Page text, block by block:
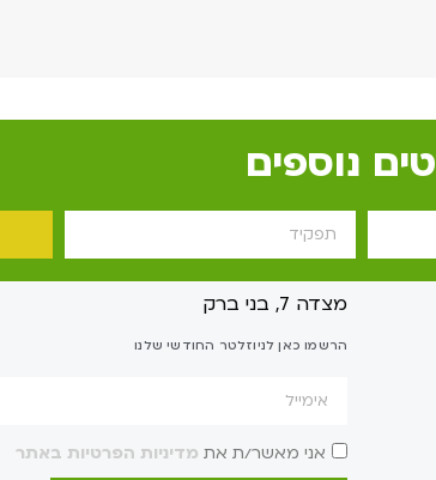
נוספים
מצדה 7, בני ברק
הרשמו כאן לניוזלטר החודשי שלנו
אני מאשר/ת את מדיניות הפרטיות באתר